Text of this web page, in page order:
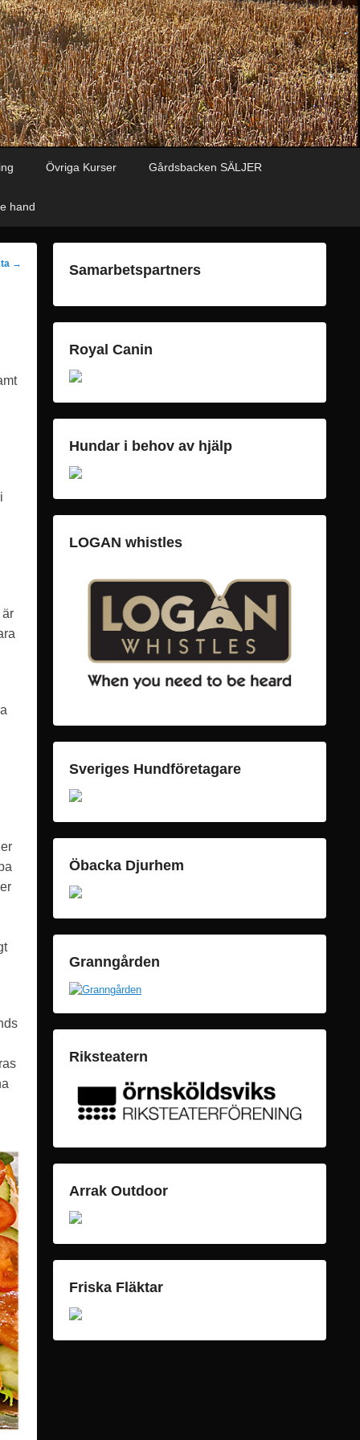
Övriga Kurser Gårdsbacken SÄLJER
hand
→
är
Samarbetspartners
Royal Canin
Hundar i behov av hjälp
LOGAN whistles
Sveriges Hundföretagare
Öbacka Djurhem
Granngården
Riksteatern
Arrak Outdoor
Friska Fläktar